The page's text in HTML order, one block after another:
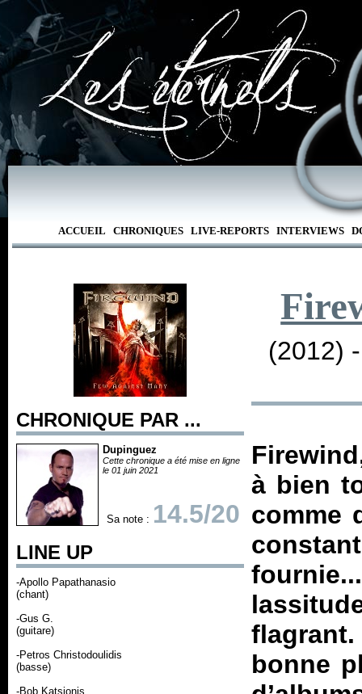
ACCUEIL CHRONIQUES LIVE-REPORTS INTERVIEWS
CHRONIQUE PAR ...
Dupinguez
Cette chronique a été mise en ligne
le 01 juin 2021
Sa note : 14.5/20
LINE UP
-Apollo Papathanasio
(chant)
-Gus G.
(guitare)
-Petros Christodoulidis
(basse)
-Bob Katsionis
(2012)
à bien
comme
flagrant.
bonne